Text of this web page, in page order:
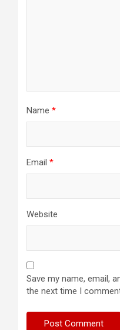
Name *
Email *
Website
Save my name, email,
the next time I